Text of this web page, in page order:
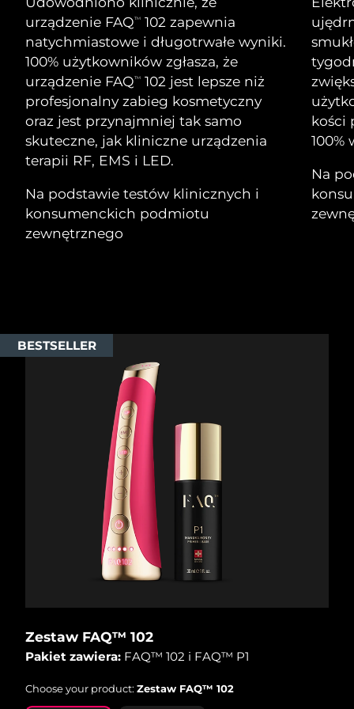
urządzenie FAQTM
102 zapewnia
natychmiastowe i długotrwałe wyniki.
100% użytkowników zgłasza, że
urządzenie FAQTM
102 jest lepsze niż
profesjonalny zabieg kosmetyczny
oraz jest przynajmniej tak samo
skuteczne, jak kliniczne urządzenia
terapii RF, EMS i LED.
Na podstawie testów klinicznych i
konsumenckich podmiotu
zewnętrznego
kości
100%
Na
BESTSELLER
Zestaw FAQ™ 102
Pakiet zawiera: FAQ™ 102 i FAQ™ P1
Choose your product:Zestaw FAQ™ 102
All revitalizing eye massagers
Advanced pore care essentials
Serum
For healthy hair
issa™ Teeth Whitening Gel
18% PAP
Kosmetyki Mężczyźni
Kupuj
FOREO APP
O NAS
Gibraltar
8/15/26
Grecja
Oczekiwany czas dostawy
8/11/26
SRA Hongkong
(Chiny)
Oczekiwany czas dostawy
8/12/26
Węgry
Oczekiwany czas dostawy
Islandia
Oczekiwany czas dostawy
Wyspa Man
Oczekiwany czas dostawy
Oczekiwany czas dostawy
Oczekiwany czas dostawy
Oczekiwany czas dostawy
Kuwejt